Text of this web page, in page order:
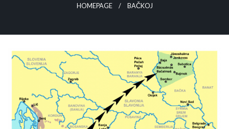
HOMEPAGE BAČKOJ